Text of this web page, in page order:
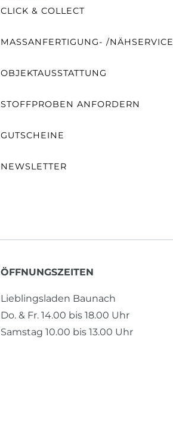
CLICK & COLLECT
MASSANFERTIGUNG- /NÄHSERVICE
OBJEKTAUSSTATTUNG
STOFFPROBEN ANFORDERN
GUTSCHEINE
NEWSLETTER
ÖFFNUNGSZEITEN
Lieblingsladen Baunach
Do. & Fr. 14.00 bis 18.00 Uhr
Samstag 10.00 bis 13.00 Uhr